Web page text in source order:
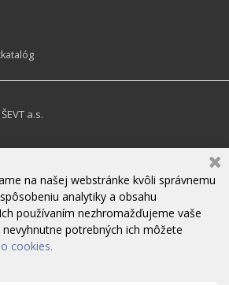
a.s.
na našej webstránke kvôli správnemu
analytiky a obsahu
používaním nezhromažďujeme vaše
potrebných ich môžete
cookies.